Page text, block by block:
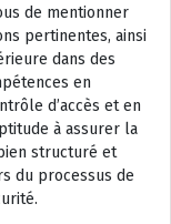
de mentionner
pertinentes, ainsi
dans des
en
d’accès et en
à assurer la
structuré et
du processus de